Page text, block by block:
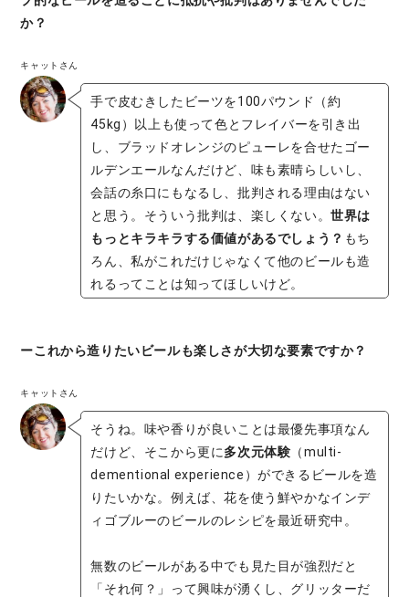
か？
キャットさん
手で皮むきしたビーツを100パウンド（約
45kg）以上も使って色とフレイバーを引き出
し、ブラッドオレンジのピューレを合せたゴー
ルデンエールなんだけど、味も素晴らしいし、
会話の糸口にもなるし、批判される理由はない
と思う。そういう批判は、楽しくない。世界は
もっとキラキラする価値があるでしょう？ もち
ろん、私がこれだけじゃなくて他のビールも造
れるってことは知ってほしいけど。
ーこれから造りたいビールも楽しさが大切な要素ですか？
キャットさん
そうね。味や香りが良いことは最優先事項なん
だけど、そこから更に多次元体験 （multi-
dementional experience）ができるビールを造
りたいかな。例えば、花を使う鮮やかなインデ
ィゴブルーのビールのレシピを最近研究中。
無数のビールがある中でも見た目が強烈だと
「それ何？」って興味が湧くし、グリッターだ